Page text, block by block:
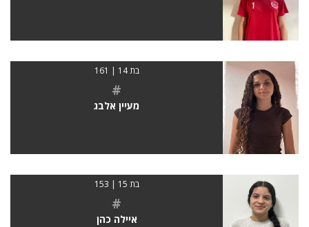
בת 14 | 161
#
מעיין אלבג
בת 15 | 153
#
איילה כהן